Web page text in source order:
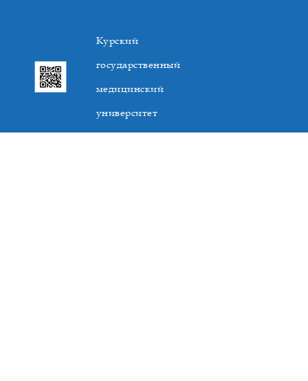
Курский
государственный
медицинский
университет